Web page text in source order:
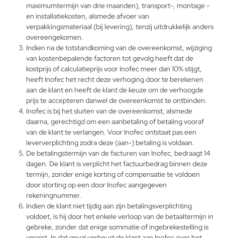
maximumtermijn van drie maanden), transport-, montage -
en installatiekosten, alsmede afvoer van
verpakkingsmateriaal (bij levering), tenzij uitdrukkelijk anders
overeengekomen.
Indien na de totstandkoming van de overeenkomst, wijziging
van kostenbepalende factoren tot gevolg heeft dat de
kostprijs of calculatieprijs voor Inofec meer dan 10% stijgt,
heeft Inofec het recht deze verhoging door te berekenen
aan de klant en heeft de klant de keuze om de verhoogde
prijs te accepteren danwel de overeenkomst te ontbinden.
Inofec is bij het sluiten van de overeenkomst, alsmede
daarna, gerechtigd om een aanbetaling of betaling vooraf
van de klant te verlangen. Voor Inofec ontstaat pas een
leververplichting zodra deze (aan-) betaling is voldaan.
De betalingstermijn van de facturen van Inofec, bedraagt 14
dagen. De klant is verplicht het factuurbedrag binnen deze
termijn, zonder enige korting of compensatie te voldoen
door storting op een door Inofec aangegeven
rekeningnummer.
Indien de klant niet tijdig aan zijn betalingsverplichting
voldoet, is hij door het enkele verloop van de betaaltermijn in
gebreke, zonder dat enige sommatie of ingebrekestelling is